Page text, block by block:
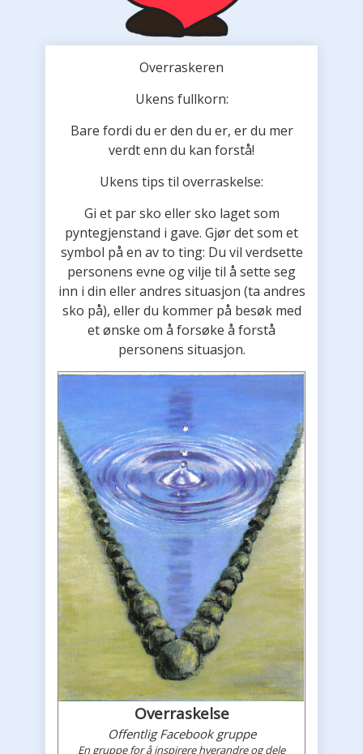
Overraskeren
Ukens fullkorn:
Bare fordi du er den du er, er du mer
verdt enn du kan forstå!
Ukens tips til overraskelse:
Gi et par sko eller sko laget som
pyntegjenstand i gave. Gjør det som et
symbol på en av to ting: Du vil verdsette
personens evne og vilje til å sette seg
inn i din eller andres situasjon (ta andres
sko på), eller du kommer på besøk med
et ønske om å forsøke å forstå
personens situasjon.
Overraskelse
Offentlig Facebook gruppe
En gruppe for å inspirere hverandre og dele